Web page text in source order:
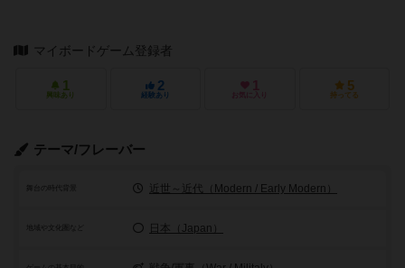
マイボードゲーム登録者
1
興味あり
2
経験あり
1
お気に入り
5
持ってる
テーマ/フレーバー
舞台の時代背景 近世～近代（Modern / Early Modern）
地域や文化圏など 日本（Japan）